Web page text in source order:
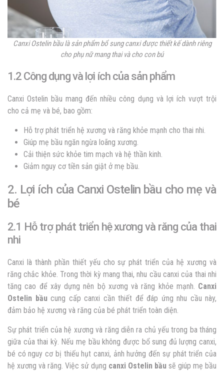
Canxi Ostelin bầu là sản phẩm bổ sung canxi được thiết kế dành riêng
cho phụ nữ mang thai và cho con bú
1.2 Công dụng và lợi ích của sản phẩm
Canxi Ostelin bầu mang đến nhiều công dụng và lợi ích vượt trội
cho cả mẹ và bé, bao gồm:
Hỗ trợ phát triển hệ xương và răng khỏe mạnh cho thai nhi.
Giúp mẹ bầu ngăn ngừa loãng xương.
Cải thiện sức khỏe tim mạch và hệ thần kinh.
Giảm nguy cơ tiền sản giật ở mẹ bầu.
2. Lợi ích của Canxi Ostelin bầu cho mẹ và
bé
2.1 Hỗ trợ phát triển hệ xương và răng của thai
nhi
Canxi là thành phần thiết yếu cho sự phát triển của hệ xương và
răng chắc khỏe. Trong thời kỳ mang thai, nhu cầu canxi của thai nhi
tăng cao để xây dựng nên bộ xương và răng khỏe mạnh. Canxi
Ostelin bầu cung cấp canxi cần thiết để đáp ứng nhu cầu này,
đảm bảo hệ xương và răng của bé phát triển toàn diện.
Sự phát triển của hệ xương và răng diễn ra chủ yếu trong ba tháng
giữa của thai kỳ. Nếu mẹ bầu không được bổ sung đủ lượng canxi,
bé có nguy cơ bị thiếu hụt canxi, ảnh hưởng đến sự phát triển của
hệ xương và răng. Việc sử dụng canxi Ostelin bầu sẽ giúp mẹ bầu